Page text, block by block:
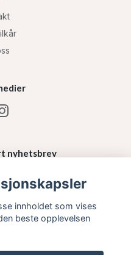
nyhetsbrev
Påmelding
innholdet som vises
beste opplevelsen